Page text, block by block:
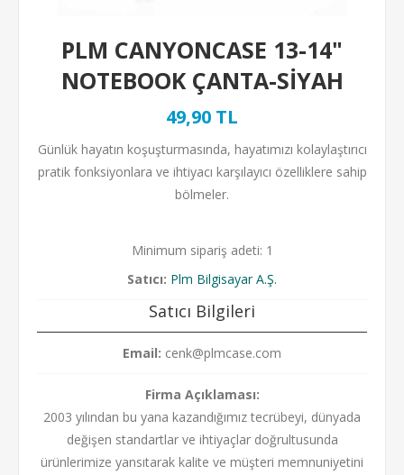
PLM CANYONCASE 13-14"
NOTEBOOK ÇANTA-SİYAH
49,90 TL
Günlük hayatın koşuşturmasında, hayatımızı kolaylaştırıcı
pratik fonksiyonlara ve ihtiyacı karşılayıcı özelliklere sahip
bölmeler.
Minimum sipariş adeti: 1
Satıcı: Plm Bilgisayar A.Ş.
Satıcı Bilgileri
Email: cenk@plmcase.com
Firma Açıklaması:
2003 yılından bu yana kazandığımız tecrübeyi, dünyada
değişen standartlar ve ihtiyaçlar doğrultusunda
ürünlerimize yansıtarak kalite ve müşteri memnuniyetini